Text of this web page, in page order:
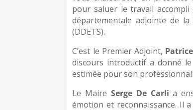
pour saluer le travail
départementale adjointe de
(DDETS).
C’est le Premier Adjoint,
discours introductif a donné
estimée pour son
Le MaireSerge De Carli a
émotion et reconnaissance. Il